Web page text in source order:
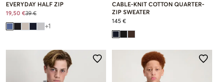
EVERYDAY HALF ZIP
19,50 €39 €
+1
CABLE-KNIT COTTON QUARTER-
ZIP SWEATER
145 €